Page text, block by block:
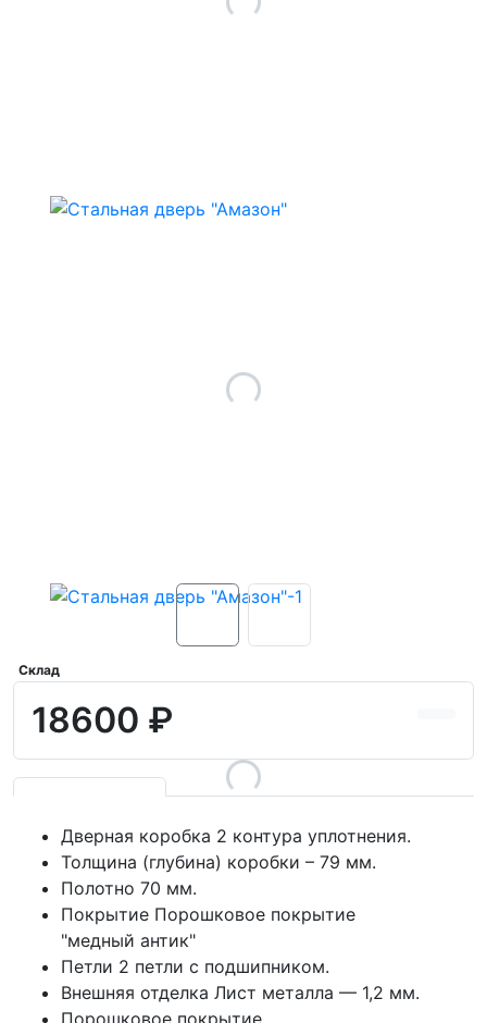
Склад
18600 ₽
Дверная коробка 2 контура уплотнения.
Толщина (глубина) коробки – 79 мм.
Полотно 70 мм.
Покрытие Порошковое покрытие
"медный антик"
Петли 2 петли с подшипником.
Внешняя отделка Лист металла — 1,2 мм.
Порошковое покрытие.